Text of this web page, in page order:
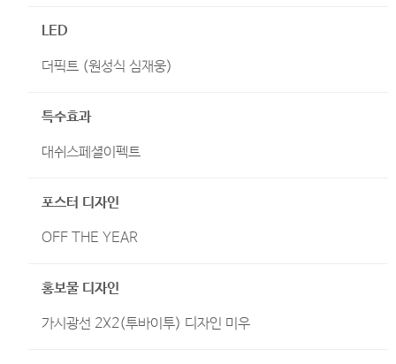
LED
더픽트 (원성식 심재웅)
특수효과
대쉬스페셜이펙트
포스터 디자인
OFF THE YEAR
홍보물 디자인
가시광선 2X2(투바이투) 디자인 미우